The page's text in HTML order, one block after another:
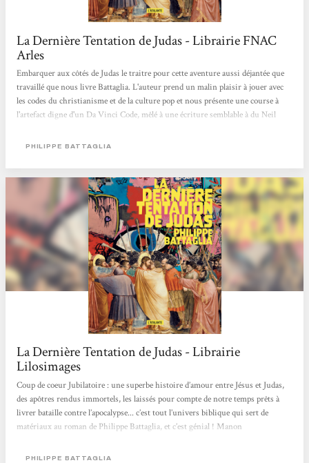
La Dernière Tentation de Judas - Librairie FNAC
Arles
Embarquer aux côtés de Judas le traitre pour cette aventure aussi déjantée que
travaillé que nous livre Battaglia. L'auteur prend un malin plaisir à jouer avec
les codes du christianisme et de la culture pop et nous présente une course à
l'artefact digne d'un Da Vinci Code, mêlé à une écriture semblable à du Neil
PHILIPPE BATTAGLIA
La Dernière Tentation de Judas - Librairie
Lilosimages
Coup de coeur Jubilatoire : une superbe histoire d’amour entre Jésus et Judas,
des apôtres rendus immortels, les laissés pour compte de notre temps prêts à
livrer bataille contre l’apocalypse... c’est tout l’univers biblique qui sert de
matériaux au roman de Philippe Battaglia, et c’est génial ! Manon
PHILIPPE BATTAGLIA